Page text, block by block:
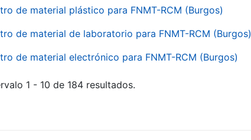
de material plástico para FNMT-RCM (Burgos)
de material de laboratorio para FNMT-RCM (Burgos)
de material electrónico para FNMT-RCM (Burgos)
1 - 10 de 184 resultados.